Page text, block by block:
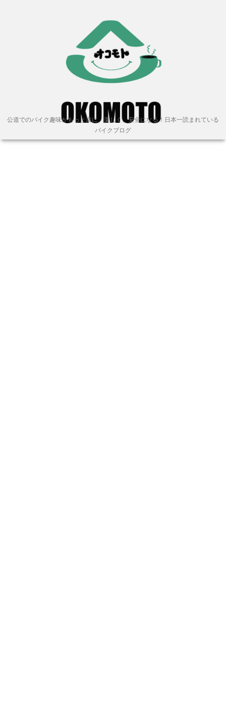
公道でのバイク趣味がもっと楽に、楽しく、安全になる！日本一読まれている
バイクブログ